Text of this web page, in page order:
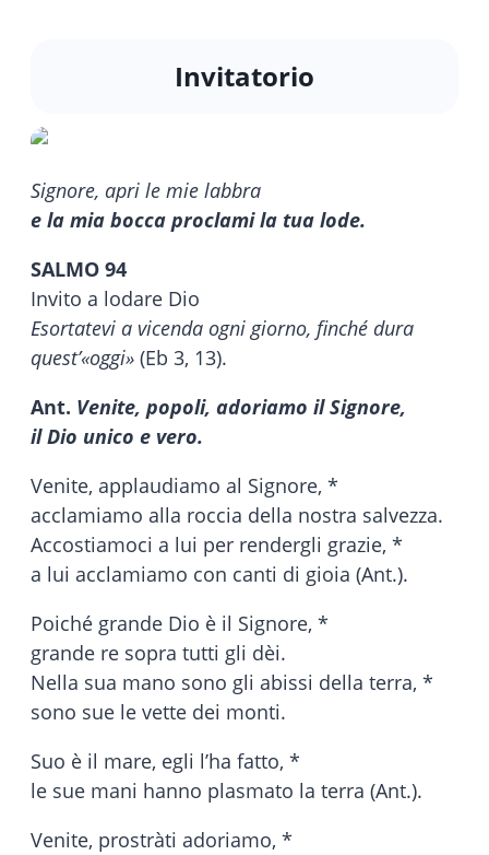
Invitatorio
Signore, apri le mie labbra
e la mia bocca proclami la tua lode.
SALMO 94
Invito a lodare Dio
Esortatevi a vicenda ogni giorno, finché dura
quest’«oggi» (Eb 3, 13).
Ant. Venite, popoli, adoriamo il Signore,
il Dio unico e vero.
Venite, applaudiamo al Signore, *
acclamiamo alla roccia della nostra salvezza.
Accostiamoci a lui per rendergli grazie, *
a lui acclamiamo con canti di gioia (Ant.).
Poiché grande Dio è il Signore, *
grande re sopra tutti gli dèi.
Nella sua mano sono gli abissi della terra, *
sono sue le vette dei monti.
Suo è il mare, egli l’ha fatto, *
le sue mani hanno plasmato la terra (Ant.).
Venite, prostràti adoriamo, *